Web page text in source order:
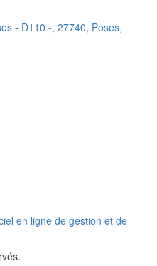
- D110 -, 27740, Poses,
en ligne de gestion et de